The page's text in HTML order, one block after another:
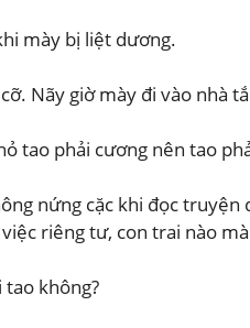
mày bị liệt dương.
Nãy giờ mày đi vào nhà
tao phải cương nên tao
nứng cặc khi đọc
riêng tư, con trai nào
tao không?